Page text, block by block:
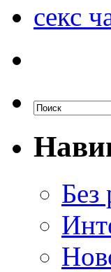
секс
Без